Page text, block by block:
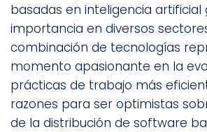
basadas en inteligencia artificial
importancia en diversos
combinación de tecnologías
momento apasionante en la
prácticas de trabajo más
razones para ser optimistas
de la distribución de software